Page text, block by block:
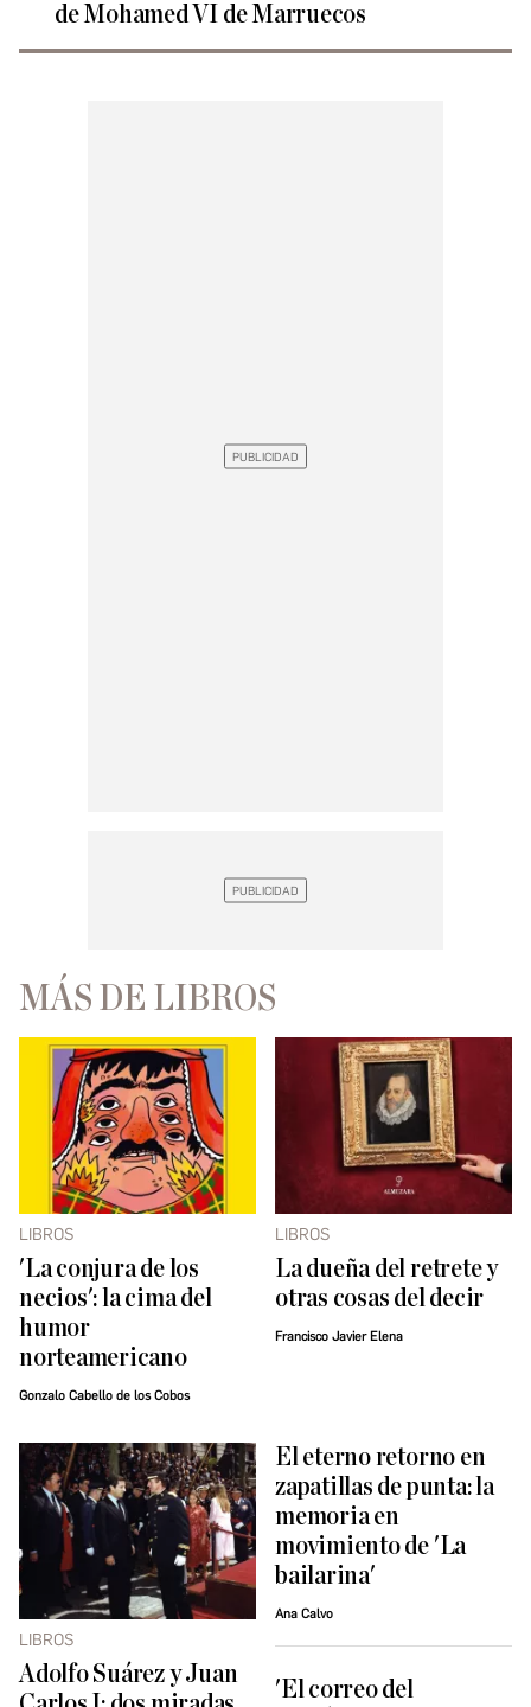
de Mohamed VI de Marruecos
MÁS DE LIBROS
LIBROS
'La conjura de los
necios': la cima del
humor
norteamericano
Gonzalo Cabello de los Cobos
LIBROS
La dueña del retrete y
otras cosas del decir
Francisco Javier Elena
LIBROS
Adolfo Suárez y Juan
El eterno retorno en
zapatillas de punta: la
memoria en
movimiento de 'La
bailarina'
Ana Calvo
'El correo del